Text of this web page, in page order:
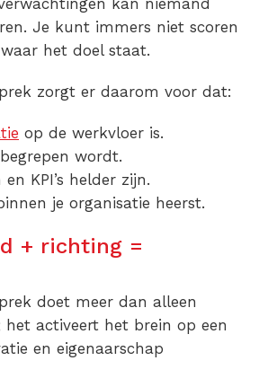
kan niemand
Je kunt immers niet scoren
het doel staat.
zorgt er daarom voor dat:
op de werkvloer is.
wordt.
KPI’s helder zijn.
je organisatie heerst.
+ richting =
doet meer dan alleen
activeert het brein op een
en eigenaarschap